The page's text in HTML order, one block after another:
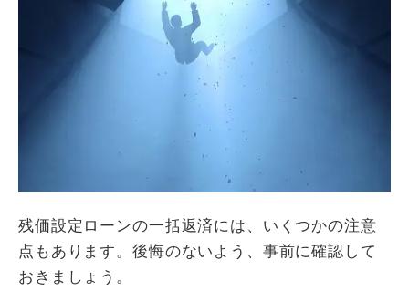
残価設定ローンの一括返済には、いくつかの注意
点もあります。後悔のないよう、事前に確認して
おきましょう。